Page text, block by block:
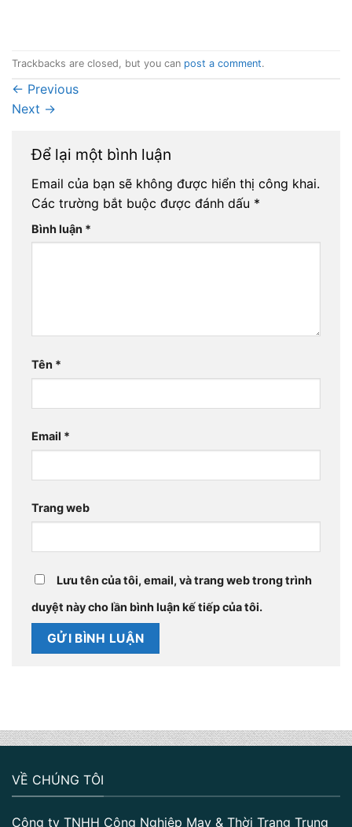
Trackbacks are closed, but you can post a comment.
← Previous
Next →
Để lại một bình luận
Email của bạn sẽ không được hiển thị công khai.
Các trường bắt buộc được đánh dấu *
Bình luận *
Tên *
Email *
Trang web
Lưu tên của tôi, email, và trang web trong trình
duyệt này cho lần bình luận kế tiếp của tôi.
VỀ CHÚNG TÔI
Công ty TNHH Công Nghiệp May & Thời Trang Trung